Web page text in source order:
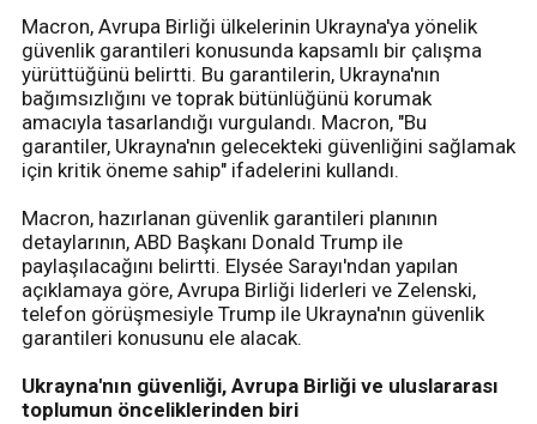
Macron, Avrupa Birliği ülkelerinin Ukrayna'ya yönelik
güvenlik garantileri konusunda kapsamlı bir çalışma
yürüttüğünü belirtti. Bu garantilerin, Ukrayna'nın
bağımsızlığını ve toprak bütünlüğünü korumak
amacıyla tasarlandığı vurgulandı. Macron, "Bu
garantiler, Ukrayna'nın gelecekteki güvenliğini sağlamak
için kritik öneme sahip" ifadelerini kullandı.
Macron, hazırlanan güvenlik garantileri planının
detaylarının, ABD Başkanı Donald Trump ile
paylaşılacağını belirtti. Elysée Sarayı'ndan yapılan
açıklamaya göre, Avrupa Birliği liderleri ve Zelenski,
telefon görüşmesiyle Trump ile Ukrayna'nın güvenlik
garantileri konusunu ele alacak.
Ukrayna'nın güvenliği, Avrupa Birliği ve uluslararası
toplumun önceliklerinden biri